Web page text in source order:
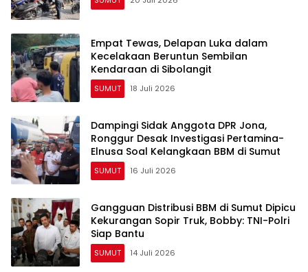
Empat Tewas, Delapan Luka dalam
Kecelakaan Beruntun Sembilan
Kendaraan di Sibolangit
SUMUT 18 Juli 2026
Dampingi Sidak Anggota DPR Jona,
Ronggur Desak Investigasi Pertamina-
Elnusa Soal Kelangkaan BBM di Sumut
SUMUT 16 Juli 2026
Gangguan Distribusi BBM di Sumut Dipicu
Kekurangan Sopir Truk, Bobby: TNI-Polri
Siap Bantu
SUMUT 14 Juli 2026